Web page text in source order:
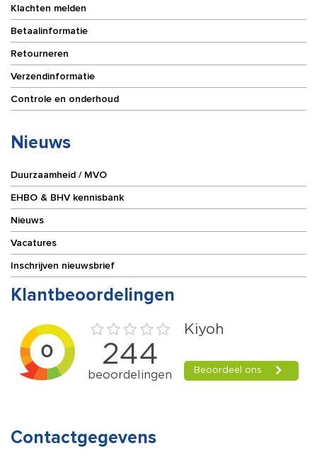
Klachten melden
Betaalinformatie
Retourneren
Verzendinformatie
Controle en onderhoud
Nieuws
Duurzaamheid / MVO
EHBO & BHV kennisbank
Nieuws
Vacatures
Inschrijven nieuwsbrief
Klantbeoordelingen
Contactgegevens